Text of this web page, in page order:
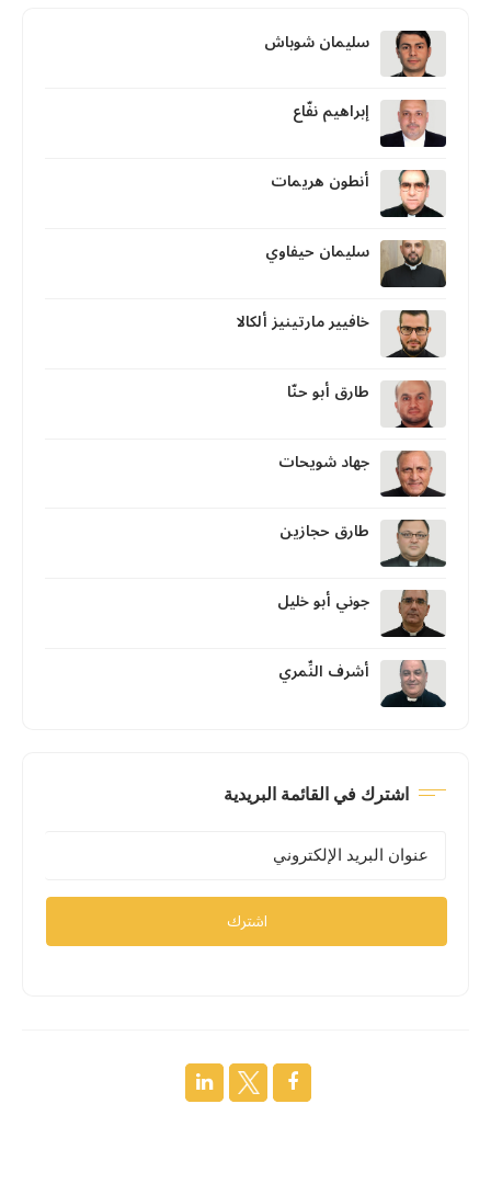
سليمان شوباش
إبراهيم نفّاع
أنطون هريمات
سليمان حيفاوي
خافيير مارتينيز ألكالا
طارق أبو حنّا
جهاد شويحات
طارق حجازين
جوني أبو خليل
أشرف النِّمري
اشترك في القائمة البريدية
اشترك